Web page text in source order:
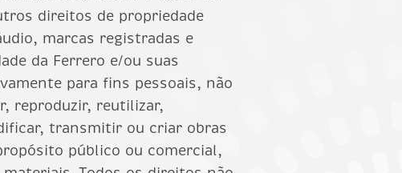
direitos de propriedade
marcas registradas e
da Ferrero e/ou suas
para fins pessoais, não
reproduzir, reutilizar,
transmitir ou criar obras
público ou comercial,